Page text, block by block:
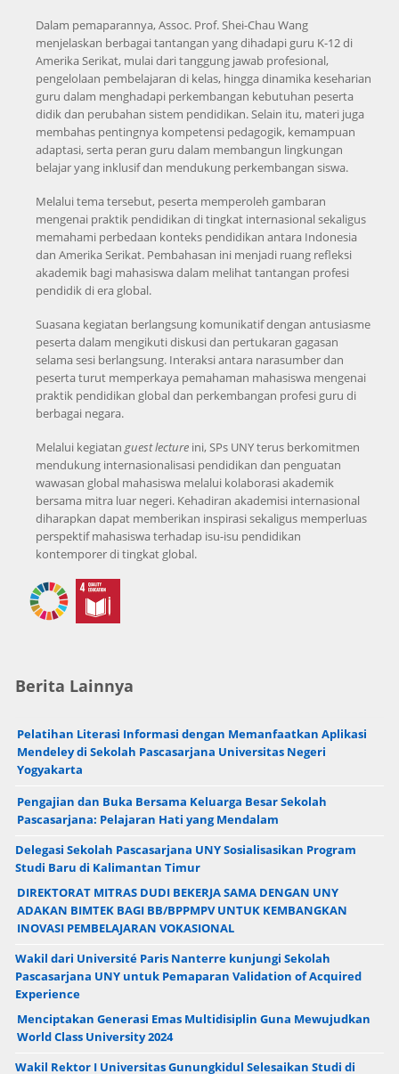
Dalam pemaparannya, Assoc. Prof. Shei-Chau Wang
menjelaskan berbagai tantangan yang dihadapi guru K-12 di
Amerika Serikat, mulai dari tanggung jawab profesional,
pengelolaan pembelajaran di kelas, hingga dinamika keseharian
guru dalam menghadapi perkembangan kebutuhan peserta
didik dan perubahan sistem pendidikan. Selain itu, materi juga
membahas pentingnya kompetensi pedagogik, kemampuan
adaptasi, serta peran guru dalam membangun lingkungan
belajar yang inklusif dan mendukung perkembangan siswa.
Melalui tema tersebut, peserta memperoleh gambaran
mengenai praktik pendidikan di tingkat internasional sekaligus
memahami perbedaan konteks pendidikan antara Indonesia
dan Amerika Serikat. Pembahasan ini menjadi ruang refleksi
akademik bagi mahasiswa dalam melihat tantangan profesi
pendidik di era global.
Suasana kegiatan berlangsung komunikatif dengan antusiasme
peserta dalam mengikuti diskusi dan pertukaran gagasan
selama sesi berlangsung. Interaksi antara narasumber dan
peserta turut memperkaya pemahaman mahasiswa mengenai
praktik pendidikan global dan perkembangan profesi guru di
berbagai negara.
Melalui kegiatan guest lecture ini, SPs UNY terus berkomitmen
mendukung internasionalisasi pendidikan dan penguatan
wawasan global mahasiswa melalui kolaborasi akademik
bersama mitra luar negeri. Kehadiran akademisi internasional
diharapkan dapat memberikan inspirasi sekaligus memperluas
perspektif mahasiswa terhadap isu-isu pendidikan
kontemporer di tingkat global.
Berita Lainnya
Pelatihan Literasi Informasi dengan Memanfaatkan Aplikasi
Mendeley di Sekolah Pascasarjana Universitas Negeri
Yogyakarta
Pengajian dan Buka Bersama Keluarga Besar Sekolah
Pascasarjana: Pelajaran Hati yang Mendalam
Delegasi Sekolah Pascasarjana UNY Sosialisasikan Program
Studi Baru di Kalimantan Timur
DIREKTORAT MITRAS DUDI BEKERJA SAMA DENGAN UNY
ADAKAN BIMTEK BAGI BB/BPPMPV UNTUK KEMBANGKAN
INOVASI PEMBELAJARAN VOKASIONAL
Wakil dari Université Paris Nanterre kunjungi Sekolah
Pascasarjana UNY untuk Pemaparan Validation of Acquired
Experience
Menciptakan Generasi Emas Multidisiplin Guna Mewujudkan
World Class University 2024
Wakil Rektor I Universitas Gunungkidul Selesaikan Studi di